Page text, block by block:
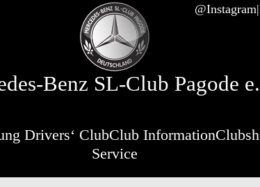
@Instagram
Benz SL-Club Pagode
Drivers‘ ClubClub Information
Service